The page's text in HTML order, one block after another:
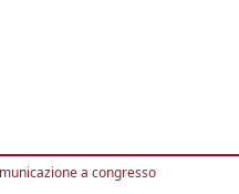
a congresso